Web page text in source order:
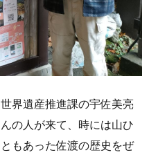
界遺産推進課の宇佐美亮
の人が来て、時には山ひ
もあった佐渡の歴史をぜ